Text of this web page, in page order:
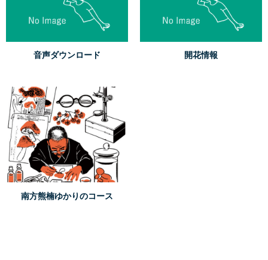
音声ダウンロード 開花情報
南方熊楠ゆかりのコース